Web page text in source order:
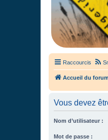
Raccourcis
Accueil du forum
Vous devez
Nom d’utilisateur :
Mot de passe :